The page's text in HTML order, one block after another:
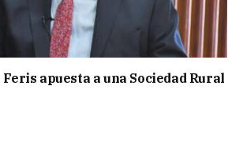
apuesta a una Sociedad Rural